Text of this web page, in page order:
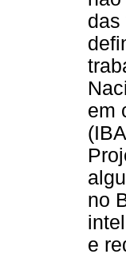
das
em
no
e